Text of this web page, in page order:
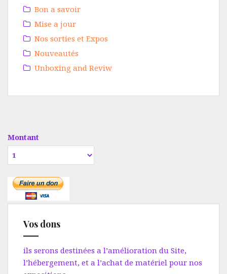
Bon a savoir
Mise a jour
Nos sorties et Expos
Nouveautés
Unboxing and Reviw
Montant
Vos dons
ils serons destinées a l’amélioration du Site,
l’hébergement, et a l’achat de matériel pour nos